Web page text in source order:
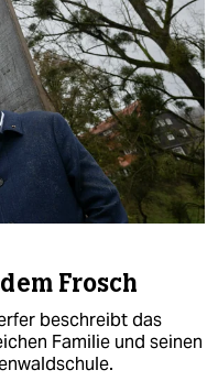
Frosch
beschreibt das
Familie und seinen